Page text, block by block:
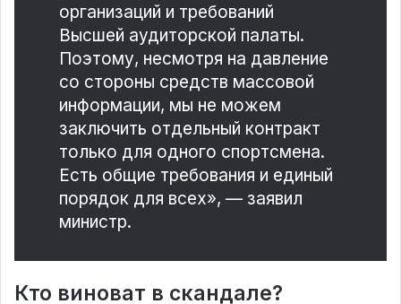
организаций и требований
Высшей аудиторской палаты.
Поэтому, несмотря на давление
со стороны средств массовой
информации, мы не можем
заключить отдельный контракт
только для одного спортсмена.
Есть общие требования и единый
порядок для всех», — заявил
министр.
Кто виноват в скандале?